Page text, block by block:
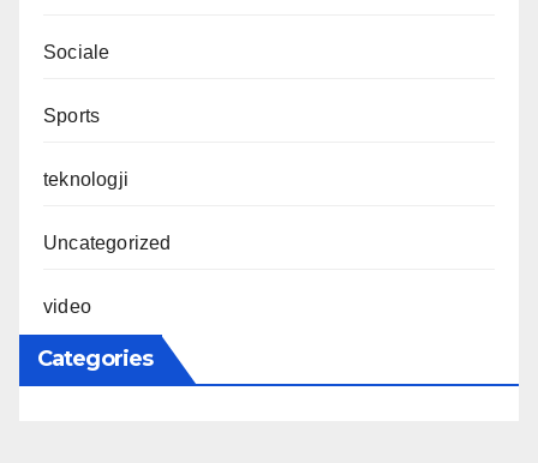
Sociale
Sports
teknologji
Uncategorized
video
Categories